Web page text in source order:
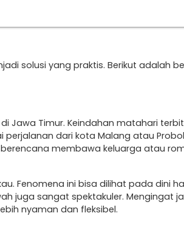
solusi yang praktis. Berikut adalah
Jawa Timur. Keindahan matahari
dari kota Malang atau
membawa keluarga atau
Fenomena ini bisa dilihat pada dini
juga sangat spektakuler. Mengingat
nyaman dan fleksibel.